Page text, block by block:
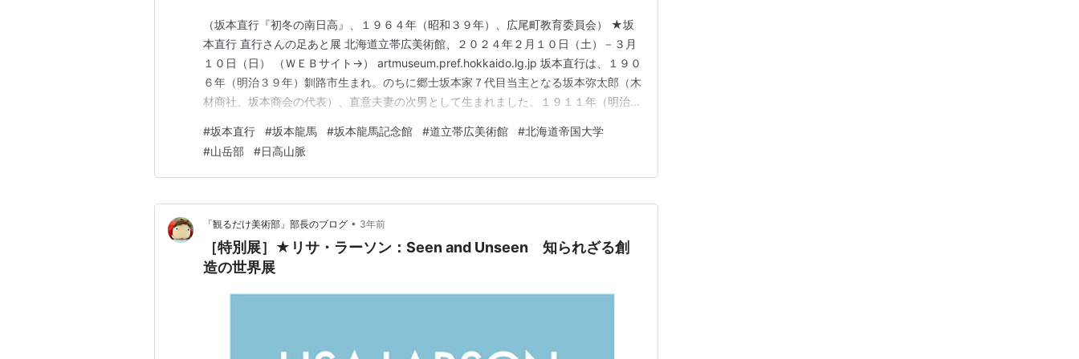
（坂本直行『初冬の南日高』、１９６４年（昭和３９年）、広尾町教育委員会） ★坂
本直行 直行さんの足あと展 北海道立帯広美術館、２０２４年２月１０日（土）－３月
１０日（日） （ＷＥＢサイト→） artmuseum.pref.hokkaido.lg.jp 坂本直行は、１９０
６年（明治３９年）釧路市生まれ。のちに郷士坂本家７代目当主となる坂本弥太郎（木
材商社、坂本商会の代表）、直意夫妻の次男として生まれました。１９１１年（明治４
９１３年（大正２年）釧路火災で自宅家財を焼失したため、坂本家は１９１４年（大正
３年）札幌に転居。…
#坂本直行 #坂本龍馬 #坂本龍馬記念館 #道立帯広美術館 #北海道帝国大学
#山岳部 #日高山脈
「観るだけ美術部」部長のブログ • 3年前
［特別展］★リサ・ラーソン：Seen and Unseen 知られざる創
造の世界展